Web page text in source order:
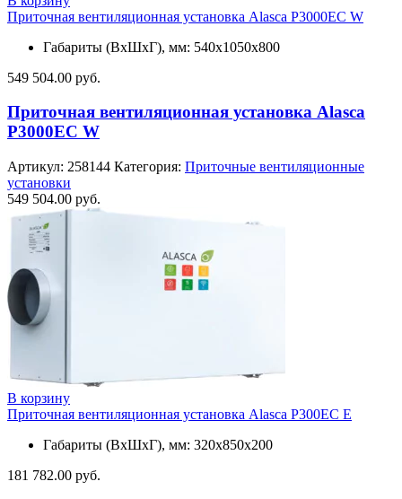
Приточная вентиляционная установка Alasca P3000EC W
Габариты (ВхШхГ), мм: 540x1050x800
549 504.00 руб.
Приточная вентиляционная установка Alasca
P3000EC W
Артикул: 258144 Категория: Приточные вентиляционные
установки
549 504.00 руб.
В корзину
Приточная вентиляционная установка Alasca P300EC E
Габариты (ВхШхГ), мм: 320x850x200
181 782.00 руб.